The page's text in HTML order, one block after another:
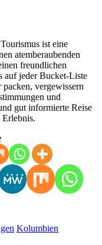
ist eine
atemberaubenden
freundlichen
auf jeder Bucket-Liste
vergewissern
und
gut informierte Reise
Erlebnis.
Kolumbien